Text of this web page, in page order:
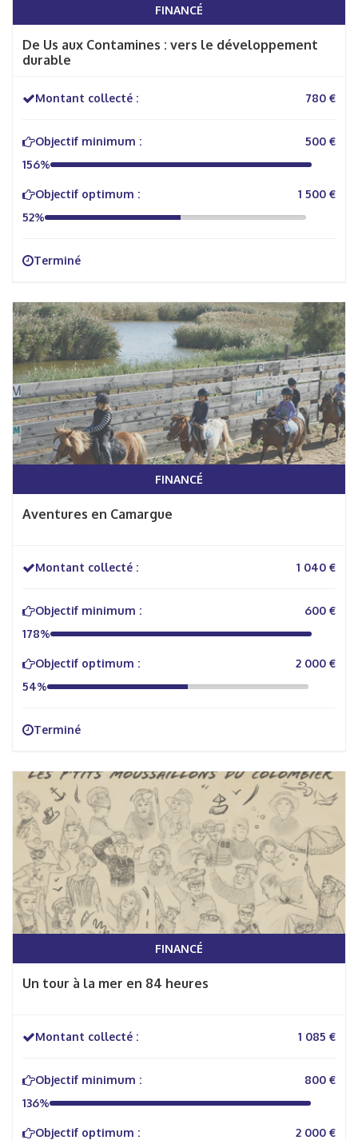
FINANCÉ
De Us aux Contamines : vers le développement
durable
Montant collecté : 780 €
Objectif minimum :
500 €
156%
Objectif optimum :
1 500 €
52%
Terminé
FINANCÉ
Aventures en Camargue
Montant collecté : 1 040 €
Objectif minimum :
600 €
178%
Objectif optimum :
2 000 €
54%
Terminé
FINANCÉ
Un tour à la mer en 84 heures
Montant collecté : 1 085 €
Objectif minimum :
800 €
136%
Objectif optimum :
2 000 €